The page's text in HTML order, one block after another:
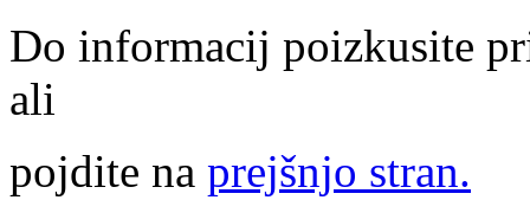
Do informacij poizkusite
ali
pojdite na prejšnjo stran.